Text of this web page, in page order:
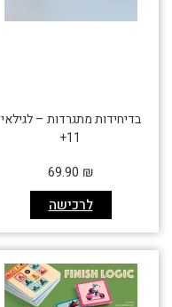
בדיחידות מתגרדות – לגילאי
11+
לרכישה
69.90 ₪